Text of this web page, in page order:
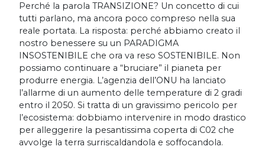
Perché la parola TRANSIZIONE? Un concetto di cui
tutti parlano, ma ancora poco compreso nella sua
reale portata. La risposta: perché abbiamo creato il
nostro benessere su un PARADIGMA
INSOSTENIBILE che ora va reso SOSTENIBILE. Non
possiamo continuare a “bruciare” il pianeta per
produrre energia. L’agenzia dell’ONU ha lanciato
l’allarme di un aumento delle temperature di 2 gradi
entro il 2050. Si tratta di un gravissimo pericolo per
l’ecosistema: dobbiamo intervenire in modo drastico
per alleggerire la pesantissima coperta di C02 che
avvolge la terra surriscaldandola e soffocandola.